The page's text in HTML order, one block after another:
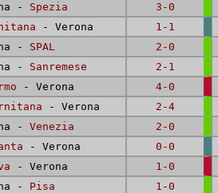
- Spezia 3-0
- Verona 1-1
- SPAL 2-0
- Sanremese 2-1
- Verona 4-0
- Verona 2-4
- Venezia 2-0
- Verona 0-0
- Verona 1-0
- Pisa 1-0